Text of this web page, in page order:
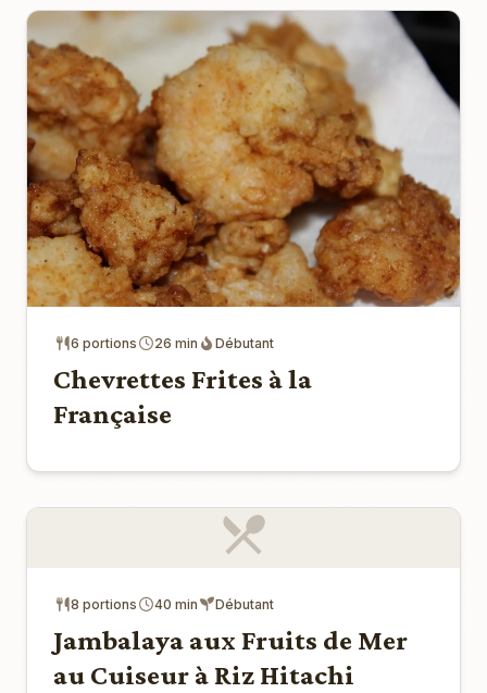
6 portions 26 min Débutant
Chevrettes Frites à la
Française
8 portions 40 min Débutant
Jambalaya aux Fruits de Mer
au Cuiseur à Riz Hitachi